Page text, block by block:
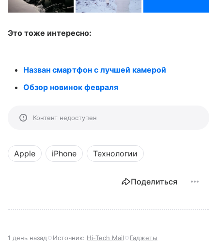
Это тоже интересно:
Назван смартфон с лучшей камерой
Обзор новинок февраля
Контент недоступен
Apple iPhone Технологии
Поделиться
1 день назад Источник: Hi-Tech Mail Гаджеты